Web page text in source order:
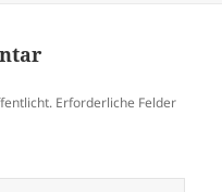
Erforderliche Felder